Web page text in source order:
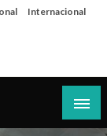
Internacional